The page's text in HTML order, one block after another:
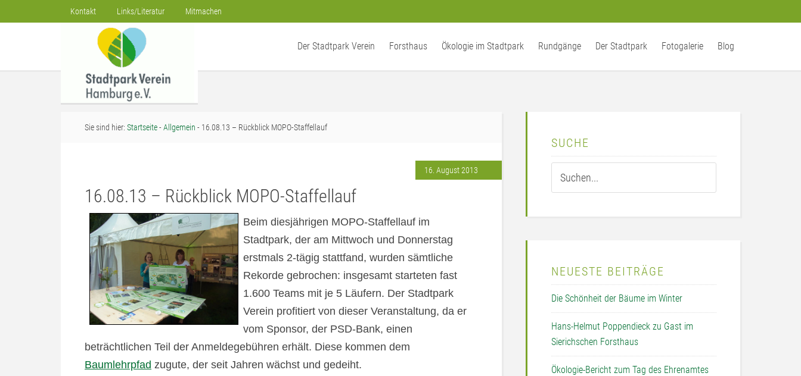
Kontakt Links/Literatur Mitmachen
Der Stadtpark Verein Forsthaus Ökologie im Stadtpark Rundgänge Der Stadtpark Fotogalerie Blog
Sie sind hier: Startseite-Allgemein - 16.08.13 – Rückblick MOPO-Staffellauf
16. August 2013
16.08.13 – Rückblick MOPO-Staffellauf
Beim diesjährigen MOPO-Staffellauf im
Stadtpark, der am Mittwoch und Donnerstag
erstmals 2-tägig stattfand, wurden sämtliche
Rekorde gebrochen: insgesamt starteten fast
1.600 Teams mit je 5 Läufern. Der Stadtpark
Verein profitiert von dieser Veranstaltung, da er
vom Sponsor, der PSD-Bank, einen
beträchtlichen Teil der Anmeldegebühren erhält. Diese kommen dem
Baumlehrpfad zugute, der seit Jahren wächst und gedeiht.
SUCHE
NEUESTE BEITRÄGE
Die Schönheit der Bäume im Winter
Hans-Helmut Poppendieck zu Gast im
Sierichschen Forsthaus
Ökologie-Bericht zum Tag des Ehrenamtes